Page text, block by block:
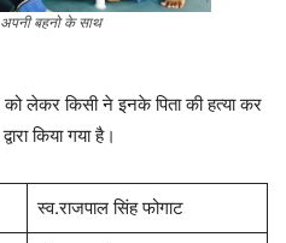
बहनो के साथ
को लेकर किसी ने इनके पिता की हत्या कर
किया गया है।
स्व.राजपाल सिंह फोगाट